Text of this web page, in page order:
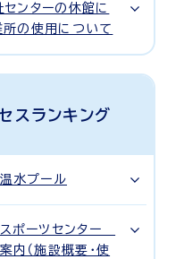
ンターの休館に
所の使用について
スランキング
水プール
ポーツセンター
内（施設概要・使